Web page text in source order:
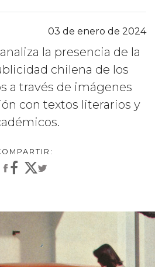
03 de enero de 2024
la presencia de la
chilena de los
a través de imágenes
con textos literarios y